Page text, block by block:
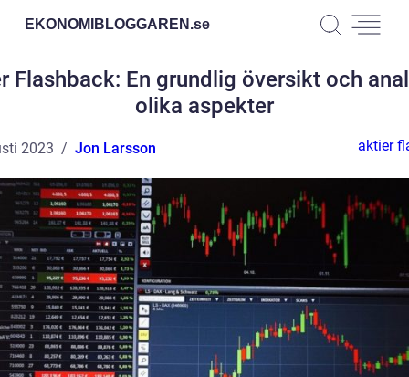
EKONOMIBLOGGAREN.se
Flashback: En grundlig översikt och
olika aspekter
2023 Jon Larsson aktier